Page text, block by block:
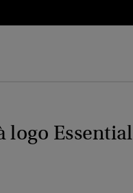
logo Essential